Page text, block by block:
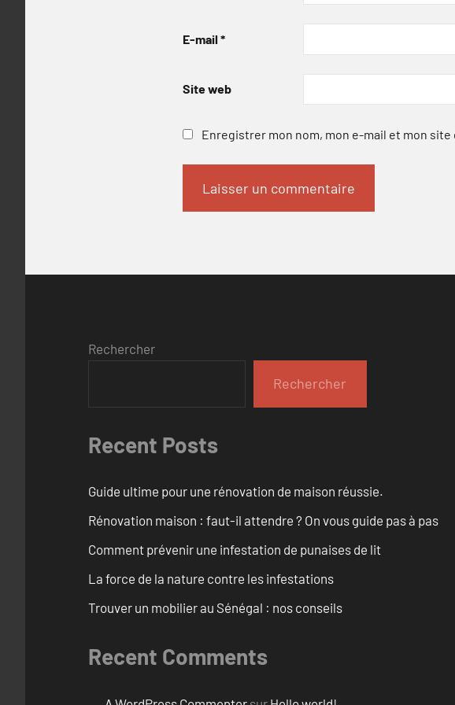
E-mail *
Site web
Enregistrer mon nom, mon e-mail et mon
Rechercher
Rechercher
Recent Posts
Guide ultime pour une rénovation de maison réussie.
Rénovation maison : faut-il attendre ? On vous guide pas à pas
Comment prévenir une infestation de punaises de lit
La force de la nature contre les infestations
Trouver un mobilier au Sénégal : nos conseils
Recent Comments